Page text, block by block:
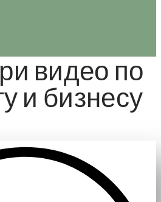
видео по
и бизнесу